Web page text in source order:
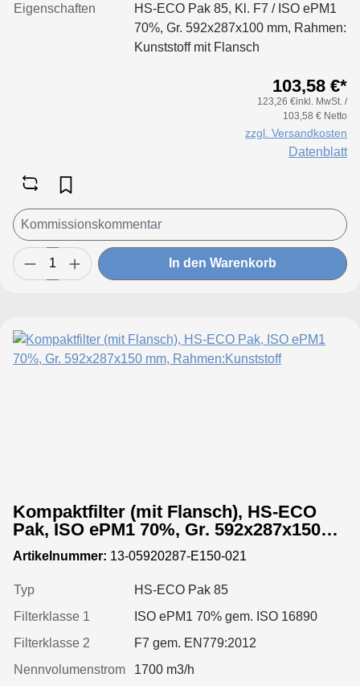
Eigenschaften
HS-ECO Pak 85, Kl. F7 / ISO ePM1
70%, Gr. 592x287x100 mm, Rahmen:
Kunststoff mit Flansch
103,58 €*
123,26 €inkl. MwSt. /
103,58 € Netto
zzgl. Versandkosten
Datenblatt
In den Warenkorb
Kompaktfilter (mit Flansch), HS-ECO
Pak, ISO ePM1 70%, Gr. 592x287x150
mm, Rahmen:Kunststoff
Artikelnummer: 13-05920287-E150-021
Typ
HS-ECO Pak 85
Filterklasse 1
ISO ePM1 70% gem. ISO 16890
Filterklasse 2
F7 gem. EN779:2012
Nennvolumenstrom
1700 m3/h